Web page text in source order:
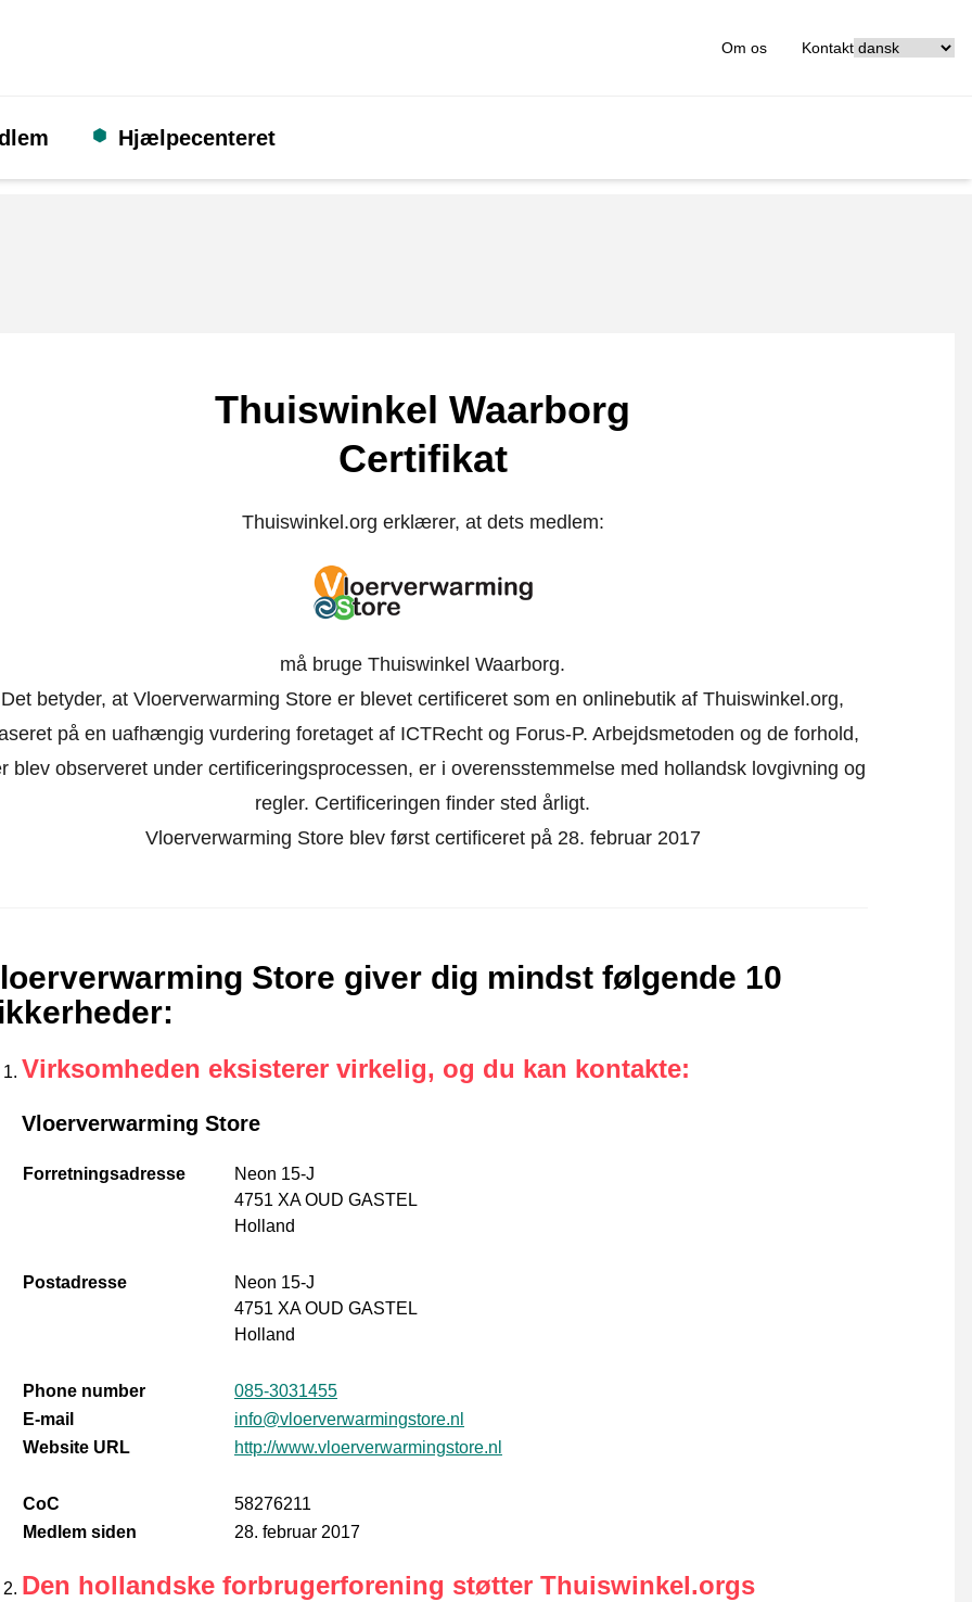
Om os Kontakt
Hjælpecenteret
Thuiswinkel Waarborg
Certifikat
Thuiswinkel.org erklærer, at dets medlem:
må bruge Thuiswinkel Waarborg.
Det betyder, at Vloerverwarming Store er blevet certificeret som en onlinebutik af Thuiswinkel.org,
på en uafhængig vurdering foretaget af ICTRecht og Forus-P. Arbejdsmetoden og de forhold,
blev observeret under certificeringsprocessen, er i overensstemmelse med hollandsk lovgivning og
regler. Certificeringen finder sted årligt.
Vloerverwarming Store blev først certificeret på 28. februar 2017
Store giver dig mindst følgende 10
:
Virksomheden eksisterer virkelig, og du kan kontakte:
Vloerverwarming Store
Forretningsadresse
Neon 15-J
4751 XA OUD GASTEL
Holland
Postadresse
Neon 15-J
4751 XA OUD GASTEL
Holland
Phone number
085-3031455
E-mail
info@vloerverwarmingstore.nl
Website URL
http://www.vloerverwarmingstore.nl
CoC
58276211
Medlem siden
28. februar 2017
Den hollandske forbrugerforening støtter Thuiswinkel.orgs